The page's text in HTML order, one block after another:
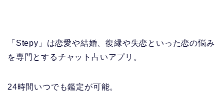
「Stepy」は恋愛や結婚、復縁や失恋といった恋の悩み
を専門とするチャット占いアプリ。
24時間いつでも鑑定が可能。